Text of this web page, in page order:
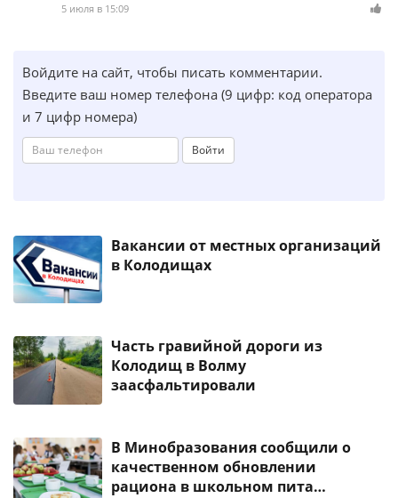
5 июля в 15:09
Войдите на сайт, чтобы писать комментарии.
Введите ваш номер телефона (9 цифр: код оператора
и 7 цифр номера)
Войти
Вакансии от местных организаций
в Колодищах
Часть гравийной дороги из
Колодищ в Волму
заасфальтировали
В Минобразования сообщили о
качественном обновлении
рациона в школьном пита…